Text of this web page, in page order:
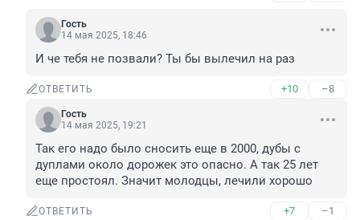
Гость
14 мая 2025, 18:46
И че тебя не позвали? Ты бы вылечил на раз
ОТВЕТИТЬ +10 –8
Гость
14 мая 2025, 19:21
Так его надо было сносить еще в 2000, дубы с
дуплами около дорожек это опасно. А так 25 лет
еще простоял. Значит молодцы, лечили хорошо
ОТВЕТИТЬ +7 –1